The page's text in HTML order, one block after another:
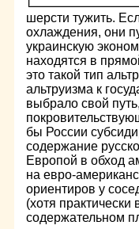
шерсти тужить.
охлаждения, они
украинскую
находятся в
это такой тип
альтруизма к
выбрало свой
бы России
содержание
Европой в обход
на евро-
ориентиров у
(хотя
содержательном